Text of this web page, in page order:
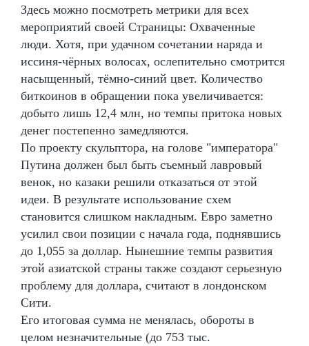
Здесь можно посмотреть метрики для всех
мероприятий своей Страницы: Охваченные
люди. Хотя, при удачном сочетании наряда и
иссиня-чёрных волосах, ослепительно смотрится
насыщенный, тёмно-синий цвет. Количество
биткоинов в обращении пока увеличивается:
добыто лишь 12,4 млн, но темпы притока новых
денег постепенно замедляются.
По проекту скульптора, на голове "императора"
Путина должен был быть съемный лавровый
венок, но казаки решили отказаться от этой
идеи. В результате использование схем
становится слишком накладным. Евро заметно
усилил свои позиции с начала года, поднявшись
до 1,055 за доллар. Нынешние темпы развития
этой азиатской страны также создают серьезную
проблему для доллара, считают в лондонском
Сити.
Его итоговая сумма не менялась, обороты в
целом незначительные (до 753 тыс.